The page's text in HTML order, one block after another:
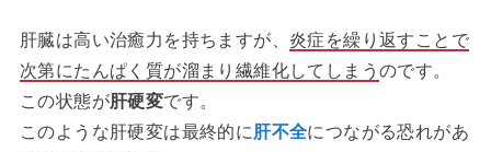
肝臓は高い治癒力を持ちますが、 炎症を繰り返すことで
次第にたんぱく質が溜まり繊維化してしまう のです。
この状態が肝硬変です。
このような肝硬変は最終的に肝不全につながる恐れがあ